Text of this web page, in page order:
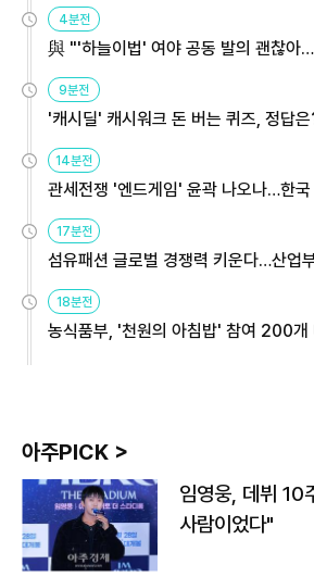
4분전
與 "'하늘이법' 여야 공동 발의 괜찮아
9분전
'캐시딜' 캐시워크 돈 버는 퀴즈, 정답
14분전
관세전쟁 '엔드게임' 윤곽 나오나…한
17분전
섬유패션 글로벌 경쟁력 키운다…산업
18분전
농식품부, '천원의 아침밥' 참여 200개
아주PICK >
임영웅, 데뷔 10
사람이었다"